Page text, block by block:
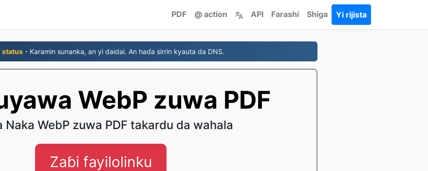
PDF @ action API Farashi Shiga Yi rijista
status - Ƙaramin sunanka, an yi daidai. An haɗa sirrin kyauta da DNS.
WebP zuwa PDF
Naka WebP zuwa PDF takardu da wahala
Zaɓi fayilolinku